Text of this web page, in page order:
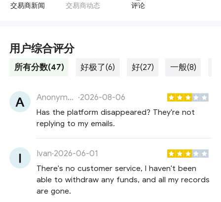
交易商新闻 交易商动态 评论
用户综合评分
所有分数(47) 好极了(6) 好(27) 一般(8)
Anonymous ·2026-08-06
Has the platform disappeared? They're not
replying to my emails.
Ivan·2026-06-01
There's no customer service, I haven't been
able to withdraw any funds, and all my records
are gone.